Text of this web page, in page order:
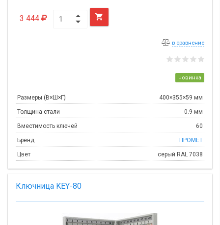
3 444 
в сравнение
новинка
Размеры (В×Ш×Г) 400×355×59 мм
Толщина стали 0.9 мм
Вместимость ключей 60
Бренд ПРОМЕТ
Цвет серый RAL 7038
Ключница KEY-80